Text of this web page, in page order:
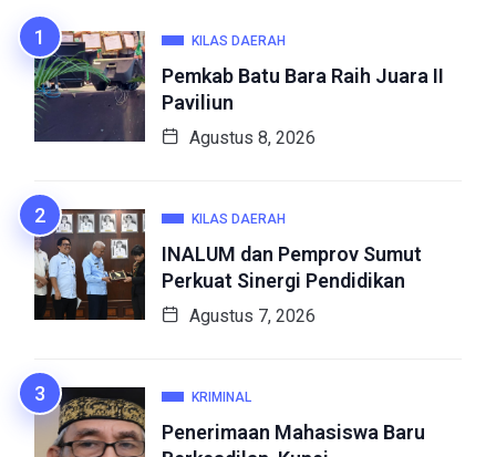
KILAS DAERAH
Pemkab Batu Bara Raih Juara II
Paviliun
Agustus 8, 2026
KILAS DAERAH
INALUM dan Pemprov Sumut
Perkuat Sinergi Pendidikan
Agustus 7, 2026
KRIMINAL
Penerimaan Mahasiswa Baru